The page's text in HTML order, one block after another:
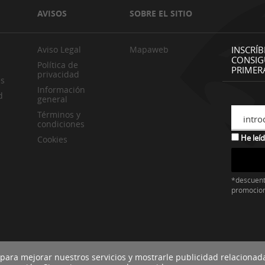
AVISOS SOBRE EL SITIO
Aviso Legal
Política de
privacidad
Información
general
Términos y
condiciones
Cookies
Mapaweb
He
mejorar nuestros servicios y mostrarle publicidad